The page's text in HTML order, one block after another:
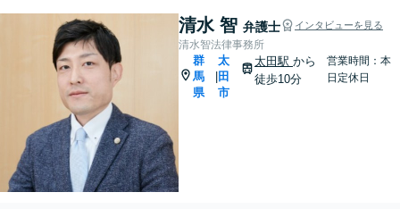
清水 智 弁護士 インタビューを見る
清水智法律事務所
群
馬
県
太
田
市
太田駅 から
徒歩10分
営業時間：本
日定休日